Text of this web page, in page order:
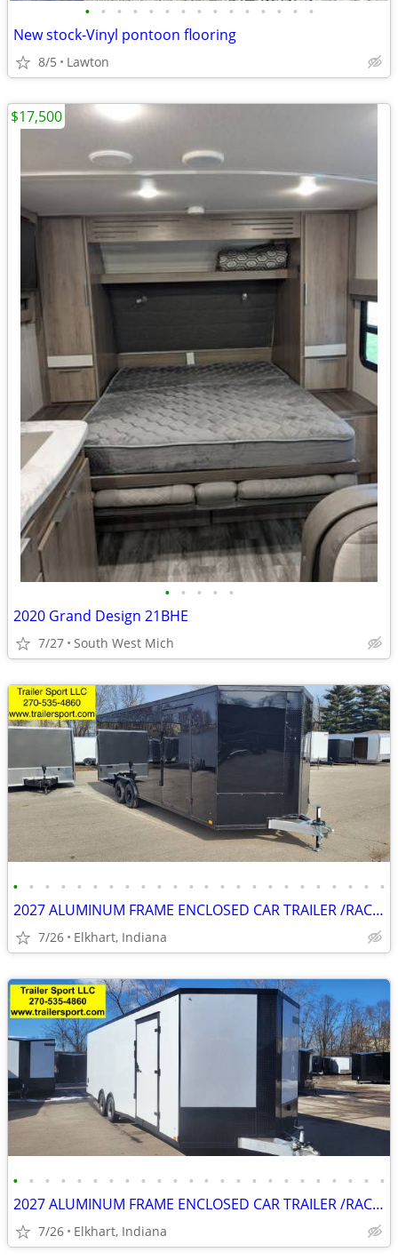
• • • • • • • • • • • • • • •
New stock-Vinyl pontoon flooring
8/5 Lawton
• • • • •
2020 Grand Design 21BHE
7/27 South West Mich
$17,500
• • • • • • • • • • • • • • • • • • • • • • • •
2027 ALUMINUM FRAME ENCLOSED CAR TRAILER /RACE TRAILER CARGO TRAILER
7/26 Elkhart, Indiana
• • • • • • • • • • • • • • • • • • • • • • • •
2027 ALUMINUM FRAME ENCLOSED CAR TRAILER /RACE TRAILER CARGO TRAILER
7/26 Elkhart, Indiana